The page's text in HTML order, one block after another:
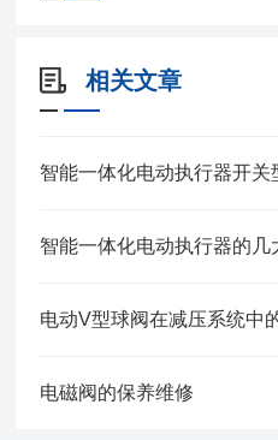
相关文章
智能一体化电动执行器开关
智能一体化电动执行器的几
电动V型球阀在减压系统中
电磁阀的保养维修